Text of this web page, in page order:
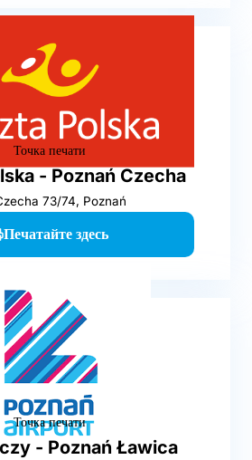
Точка печати
- Poznań Czecha
73/74, Poznań
Печатайте здесь
Точка печати
- Poznań Ławica